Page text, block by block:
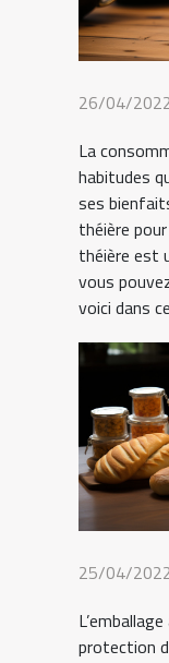
26/04/
La
habitudes
ses
théière
théière est
vous
voici dans
25/04/
protection